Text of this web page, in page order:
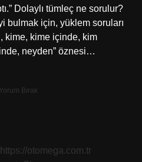
Dolaylı tümleç ne sorulur?
bulmak için, yüklem soruları
kime, kime içinde, kim
neyden” öznesi…
Yorum Bırak
https://otomega.com.tr